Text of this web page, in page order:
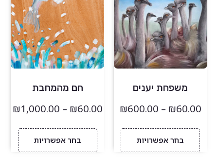
משפחת יענים
₪60.00
–
₪600.00
בחר אפשרויות
חם מהמחבת
₪60.00
–
₪1,000.00
בחר אפשרויות